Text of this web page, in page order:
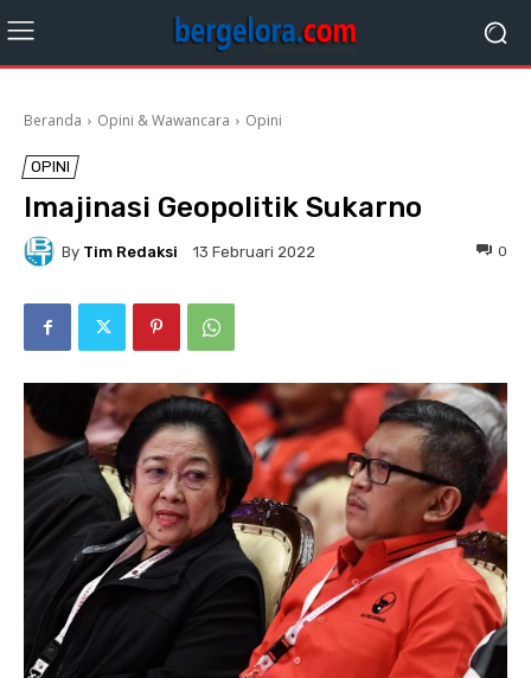
Beranda Opini & Wawancara Opini
OPINI
Imajinasi Geopolitik Sukarno
By Tim Redaksi 13 Februari 2022 0